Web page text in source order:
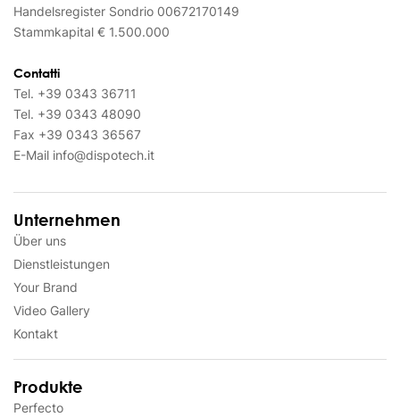
Handelsregister Sondrio 00672170149
Stammkapital € 1.500.000
Contatti
Tel. +39 0343 36711
Tel. +39 0343 48090
Fax +39 0343 36567
E-Mail info@dispotech.it
Unternehmen
Über uns
Dienstleistungen
Your Brand
Video Gallery
Kontakt
Produkte
Perfecto